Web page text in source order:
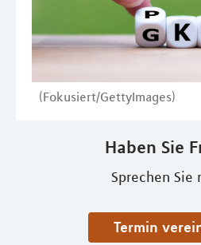
(Fokusiert/GettyImages)
Haben Sie
Sprechen Sie
Termin